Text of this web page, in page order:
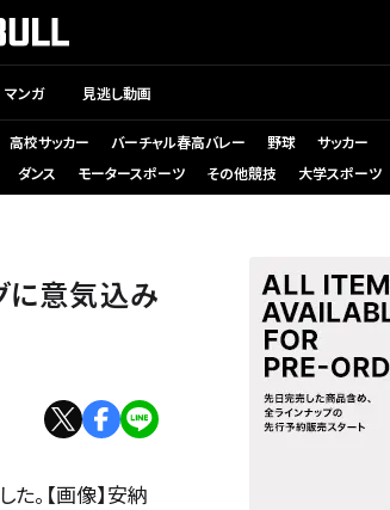
マンガ 見逃し動画
高校サッカー バーチャル春高バレー 野球 サッカー
ダンス モータースポーツ その他競技 大学スポーツ
に意気込み
。【画像】安納